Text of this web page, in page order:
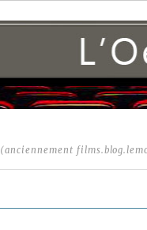
(anciennement